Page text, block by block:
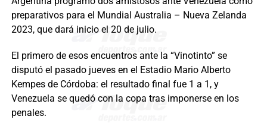
preparativos para el Mundial Australia – Nueva Zelanda
2023, que dará inicio el 20 de julio.
El primero de esos encuentros ante la “Vinotinto” se
disputó el pasado jueves en el Estadio Mario Alberto
Kempes de Córdoba: el resultado final fue 1 a 1, y
Venezuela se quedó con la copa tras imponerse en los
penales.